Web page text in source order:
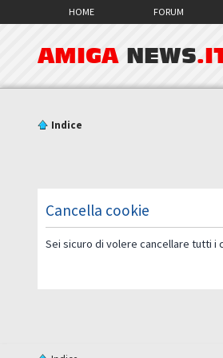
HOME FORUM
AMIGA NEWS
Indice
Cancella cookie
Sei sicuro di volere cancellare tutti i